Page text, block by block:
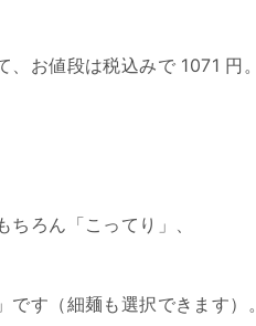
、お値段は税込みで 1071 円。
ちろん「こってり」、
です（細麺も選択できます）。